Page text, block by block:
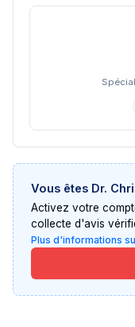
Vous êtes Dr.
Activez votre
collecte d'avis
Plus d'informations